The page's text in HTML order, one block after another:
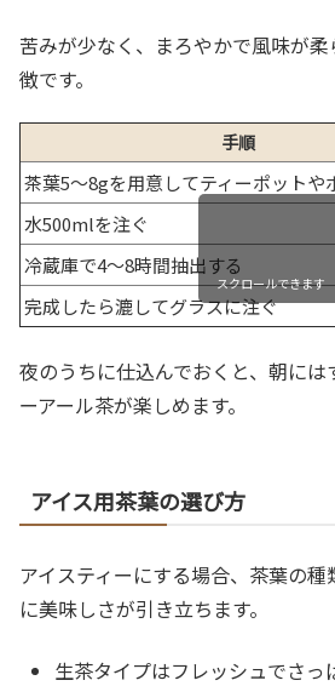
苦みが少なく、まろやかで風味が
徴です。
手順
茶葉5～8gを用意してティーポットや
水500mlを注ぐ
冷蔵庫で4～8時間抽出する
完成したら漉してグラスに注ぐ
スクロールできます
夜のうちに仕込んでおくと、朝に
ーアール茶が楽しめます。
アイス用茶葉の選び方
アイスティーにする場合、茶葉の
に美味しさが引き立ちます。
生茶タイプはフレッシュでさっ